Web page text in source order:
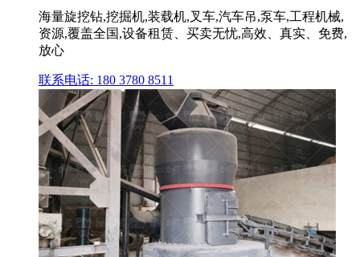
海量旋挖钻,挖掘机,装载机,叉车,汽车吊,泵车,工程机械,
资源,覆盖全国,设备租赁、买卖无忧,高效、真实、免费,
放心
联系电话: 180 3780 8511